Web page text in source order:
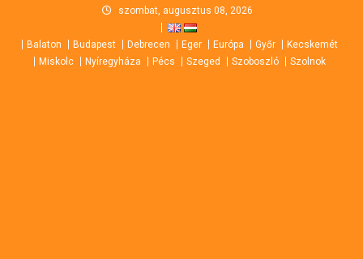
content
szombat, augusztus 08, 2026
Balaton Budapest Debrecen Eger Európa Győr
Kecskemét
Miskolc
Nyíregyháza Pécs Szeged Szoboszló Szolnok